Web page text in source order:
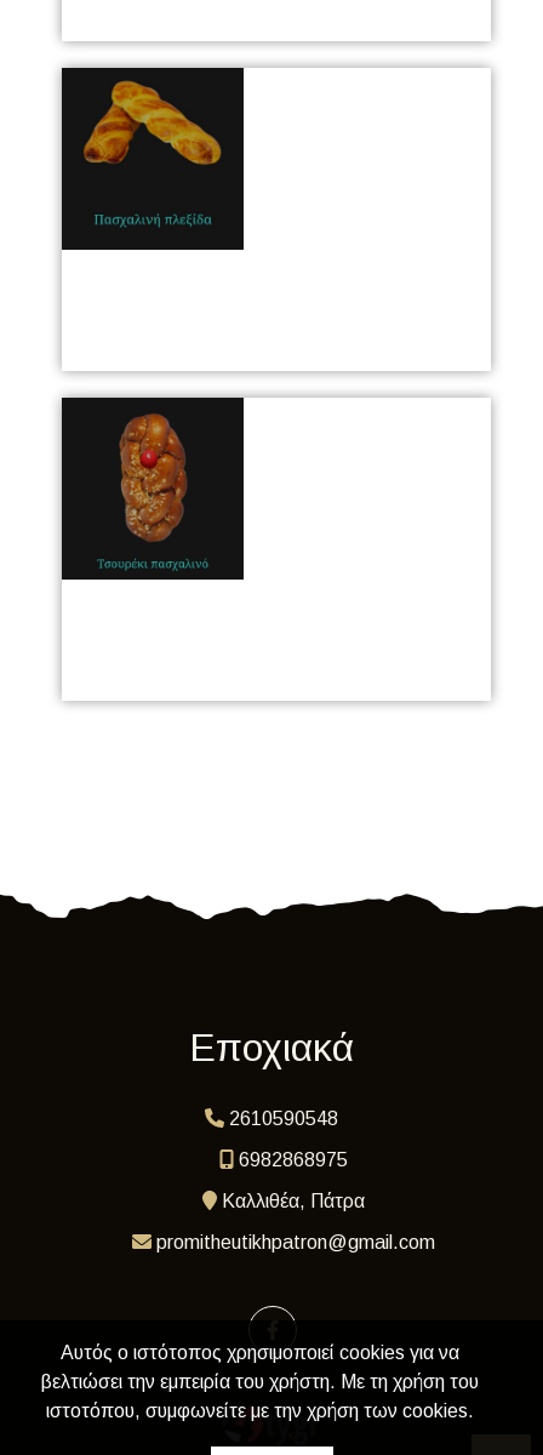
Εποχιακά
2610590548
6982868975
Καλλιθέα, Πάτρα
promitheutikhpatron@gmail.com
Αυτός ο ιστότοπος χρησιμοποιεί cookies για να
βελτιώσει την εμπειρία του χρήστη. Με τη χρήση του
ιστοτόπου, συμφωνείτε με την χρήση των cookies.